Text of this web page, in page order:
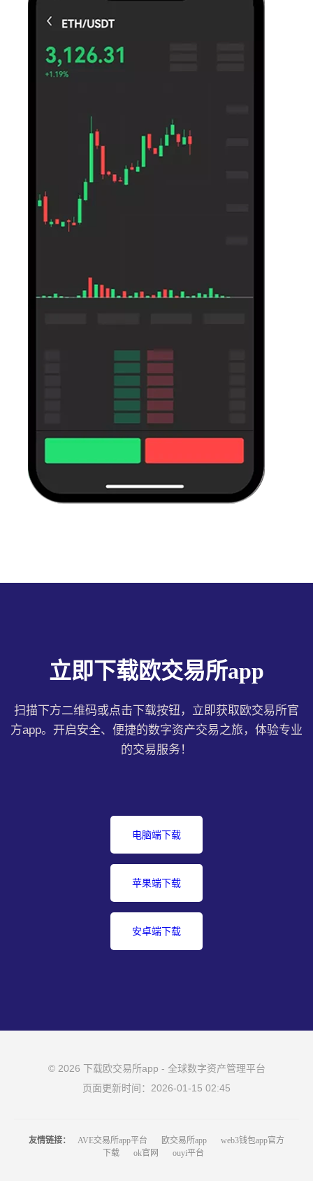
立即下载欧交易所app
扫描下方二维码或点击下载按钮，立即获取欧交易所官
方app。开启安全、便捷的数字资产交易之旅，体验专业
的交易服务！
电脑端下载
苹果端下载
安卓端下载
© 2026 下载欧交易所app - 全球数字资产管理平台
页面更新时间：2026-01-15 02:45
友情链接： AVE交易所app平台 欧交易所app
web3钱包app官方
下载
ok官网 ouyi平台